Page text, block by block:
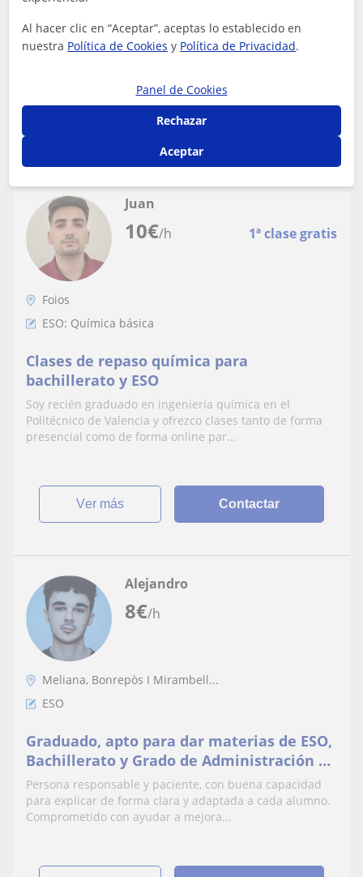
propositos
Clases de apoyo para conseguir el aprobado seguro y
entender a la perfección la materia impartida, las clases
se adaptarán totalmemte al al...
10€/h 1ª clase gratis
Juan
Foios
ESO: Química básica
Clases de repaso química para
bachillerato y ESO
Soy recién graduado en ingeniería química en el
Politécnico de Valencia y ofrezco clases tanto de forma
presencial como de forma online par...
ver más Contactar
8€/h
Alejandro
Meliana, Bonrepòs I Mirambell...
ESO
Graduado, apto para dar materias de ESO,
Bachillerato y Grado de Administración y
Finanzas para todas las edades.
Persona responsable y paciente, con buena capacidad
para explicar de forma clara y adaptada a cada alumno.
Comprometido con ayudar a mejora...
Al hacer clic en “Aceptar”, aceptas lo establecido en
nuestra Política de Cookies y Política de Privacidad.
Panel de Cookies
Rechazar
Aceptar